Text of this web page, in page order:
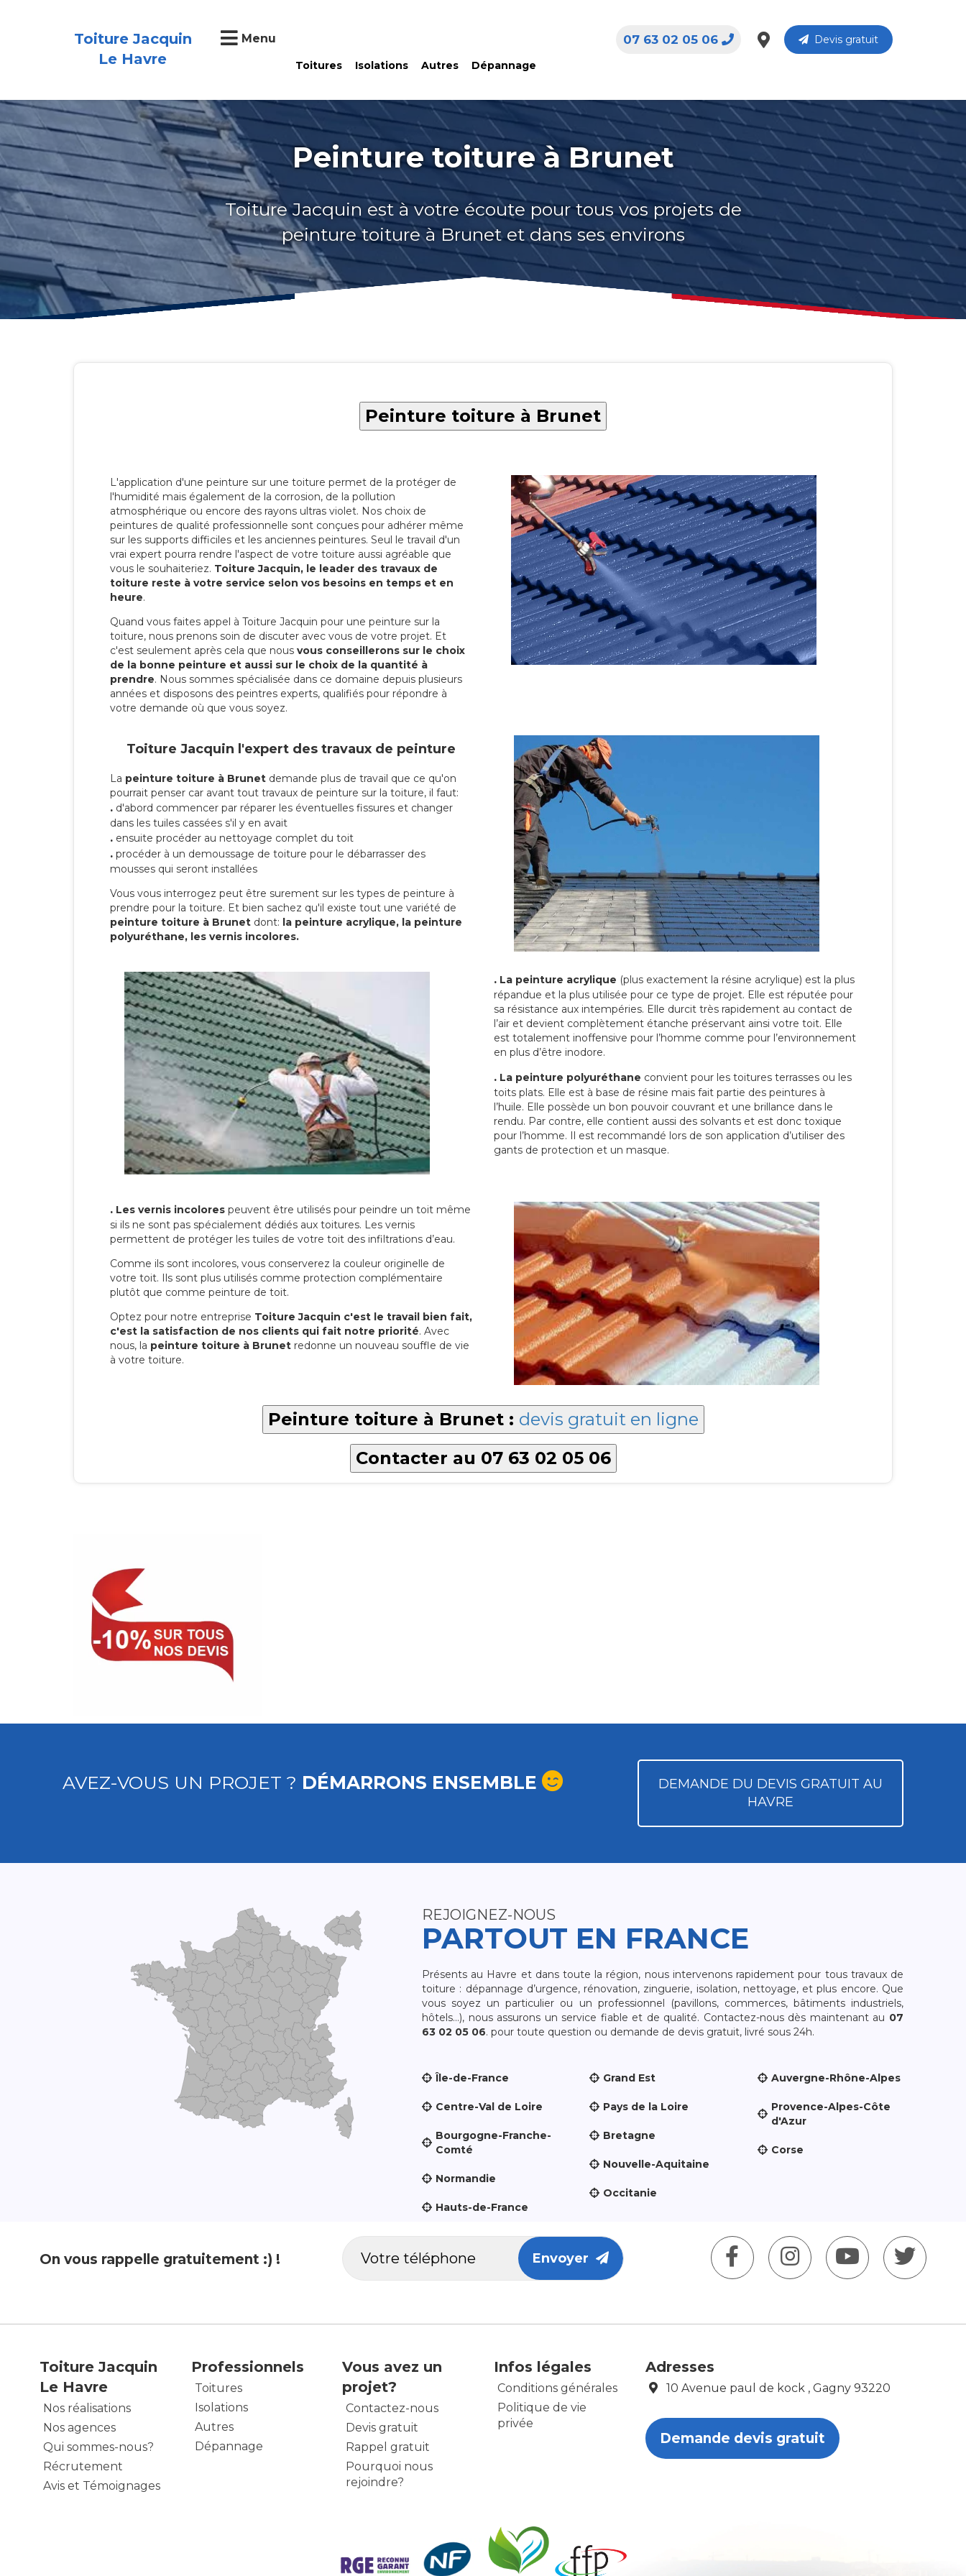
Toiture Jacquin
Le Havre
Menu
Toitures Isolations Autres Dépannage
Devis gratuit
07 63 02 05 06
Peinture toiture à Brunet
Toiture Jacquin est à votre écoute pour tous vos projets de
peinture toiture à Brunet et dans ses environs
Peinture toiture à Brunet
L'application d'une peinture sur une toiture permet de la protéger de
l'humidité mais également de la corrosion, de la pollution
atmosphérique ou encore des rayons ultras violet. Nos choix de
peintures de qualité professionnelle sont conçues pour adhérer même
sur les supports difficiles et les anciennes peintures. Seul le travail d'un
vrai expert pourra rendre l'aspect de votre toiture aussi agréable que
vous le souhaiteriez. Toiture Jacquin, le leader des travaux de
toiture reste à votre service selon vos besoins en temps et en
heure.
Quand vous faites appel à Toiture Jacquin pour une peinture sur la
toiture, nous prenons soin de discuter avec vous de votre projet. Et
c'est seulement après cela que nous vous conseillerons sur le choix
de la bonne peinture et aussi sur le choix de la quantité à
prendre. Nous sommes spécialisée dans ce domaine depuis plusieurs
années et disposons des peintres experts, qualifiés pour répondre à
votre demande où que vous soyez.
Toiture Jacquin l'expert des travaux de peinture
La peinture toiture à Brunet demande plus de travail que ce qu'on
pourrait penser car avant tout travaux de peinture sur la toiture, il faut:
. d'abord commencer par réparer les éventuelles fissures et changer
dans les tuiles cassées s'il y en avait
. ensuite procéder au nettoyage complet du toit
. procéder à un demoussage de toiture pour le débarrasser des
mousses qui seront installées
Vous vous interrogez peut être surement sur les types de peinture à
prendre pour la toiture. Et bien sachez qu'il existe tout une variété de
peinture toiture à Brunet dont: la peinture acrylique, la peinture
polyuréthane, les vernis incolores.
. La peinture acrylique (plus exactement la résine acrylique) est la plus
répandue et la plus utilisée pour ce type de projet. Elle est réputée pour
sa résistance aux intempéries. Elle durcit très rapidement au contact de
l’air et devient complètement étanche préservant ainsi votre toit. Elle
est totalement inoffensive pour l’homme comme pour l’environnement
en plus d’être inodore.
. La peinture polyuréthane convient pour les toitures terrasses ou les
toits plats. Elle est à base de résine mais fait partie des peintures à
l’huile. Elle possède un bon pouvoir couvrant et une brillance dans le
rendu. Par contre, elle contient aussi des solvants et est donc toxique
pour l’homme. Il est recommandé lors de son application d’utiliser des
gants de protection et un masque.
. Les vernis incolores peuvent être utilisés pour peindre un toit même
si ils ne sont pas spécialement dédiés aux toitures. Les vernis
permettent de protéger les tuiles de votre toit des infiltrations d’eau.
Comme ils sont incolores, vous conserverez la couleur originelle de
votre toit. Ils sont plus utilisés comme protection complémentaire
plutôt que comme peinture de toit.
Optez pour notre entreprise Toiture Jacquin c'est le travail bien fait,
c'est la satisfaction de nos clients qui fait notre priorité. Avec
nous, la peinture toiture à Brunet redonne un nouveau souffle de vie
à votre toiture.
Peinture toiture à Brunet : devis gratuit en ligne
Contacter au 07 63 02 05 06
AVEZ-VOUS UN PROJET ? DÉMARRONS ENSEMBLE
DEMANDE DU DEVIS GRATUIT AU
HAVRE
REJOIGNEZ-NOUS
PARTOUT EN FRANCE
Présents au Havre et dans toute la région, nous intervenons rapidement pour tous travaux de
toiture : dépannage d’urgence, rénovation, zinguerie, isolation, nettoyage, et plus encore. Que
vous soyez un particulier ou un professionnel (pavillons, commerces, bâtiments industriels,
hôtels…), nous assurons un service fiable et de qualité. Contactez-nous dès maintenant au 07
63 02 05 06. pour toute question ou demande de devis gratuit, livré sous 24h.
Île-de-France
Centre-Val de Loire
Bourgogne-Franche-
Comté
Normandie
Hauts-de-France
Grand Est
Pays de la Loire
Bretagne
Nouvelle-Aquitaine
Occitanie
Auvergne-Rhône-Alpes
Provence-Alpes-Côte
d'Azur
Corse
On vous rappelle gratuitement :) ! Envoyer
Toiture Jacquin
Le Havre
Nos réalisations
Nos agences
Qui sommes-nous?
Récrutement
Avis et Témoignages
Professionnels
Toitures
Isolations
Autres
Dépannage
Vous avez un
projet?
Contactez-nous
Devis gratuit
Rappel gratuit
Pourquoi nous
rejoindre?
Infos légales
Conditions générales
Politique de vie
privée
Adresses
10 Avenue paul de kock , Gagny 93220
Demande devis gratuit